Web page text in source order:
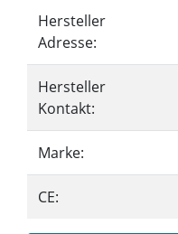
Hersteller
Adresse:
Hersteller
Kontakt:
Marke:
CE: